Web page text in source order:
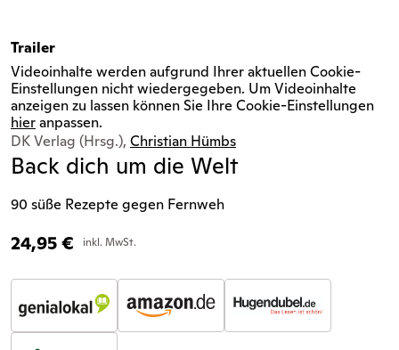
Trailer
Videoinhalte werden aufgrund Ihrer aktuellen Cookie-
Einstellungen nicht wiedergegeben. Um Videoinhalte
anzeigen zu lassen können Sie Ihre Cookie-Einstellungen
hieranpassen.
DK Verlag (Hrsg.), Christian Hümbs
Back dich um die Welt
90 süße Rezepte gegen Fernweh
24,95€ inkl. MwSt.